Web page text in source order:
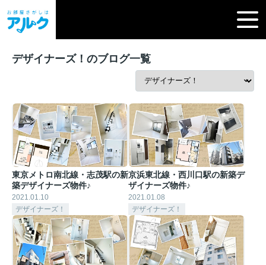
デザイナーズ！のブログ一覧
東京メトロ南北線・志茂駅の新
築デザイナーズ物件♪
2021.01.10
デザイナーズ！
京浜東北線・西川口駅の新築デ
ザイナーズ物件♪
2021.01.08
デザイナーズ！